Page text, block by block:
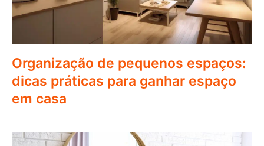
Organização de pequenos espaços:
dicas práticas para ganhar espaço
em casa